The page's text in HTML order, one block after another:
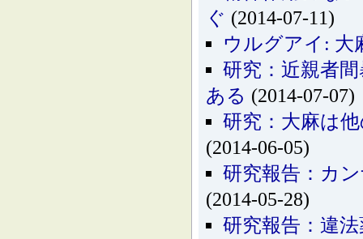
ぐ (2014-07-11)
ウルグアイ: 大
研究：近親者
ある (2014-07-07)
研究：大麻は
(2014-06-05)
研究報告：カ
(2014-05-28)
研究報告：違